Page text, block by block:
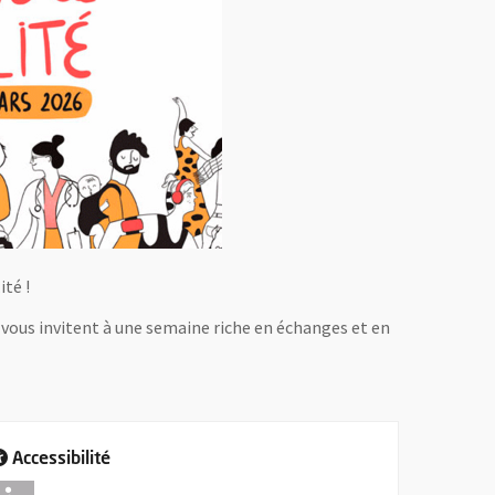
!
invitent à une semaine riche en échanges et en
Accessibilité